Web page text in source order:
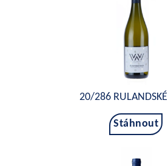
20/286 RULANDSKÉ
Stáhnout